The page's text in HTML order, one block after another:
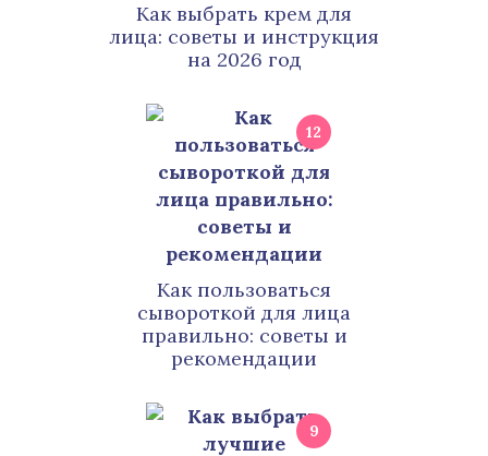
Как выбрать крем для
лица: советы и инструкция
на 2026 год
12
Как пользоваться
сывороткой для лица
правильно: советы и
рекомендации
9